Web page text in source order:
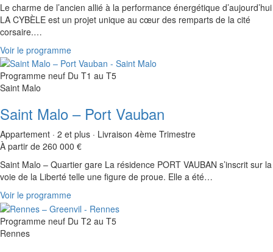
Le charme de l’ancien allié à la performance énergétique d’aujourd’hui
LA CYBÈLE est un projet unique au cœur des remparts de la cité
corsaire.…
Voir le programme
Programme neuf Du T1 au T5
Saint Malo
Saint Malo – Port Vauban
Appartement · 2 et plus · Livraison 4ème Trimestre
À partir de 260 000 €
Saint Malo – Quartier gare La résidence PORT VAUBAN s’inscrit sur la
voie de la Liberté telle une figure de proue. Elle a été…
Voir le programme
Programme neuf Du T2 au T5
Rennes